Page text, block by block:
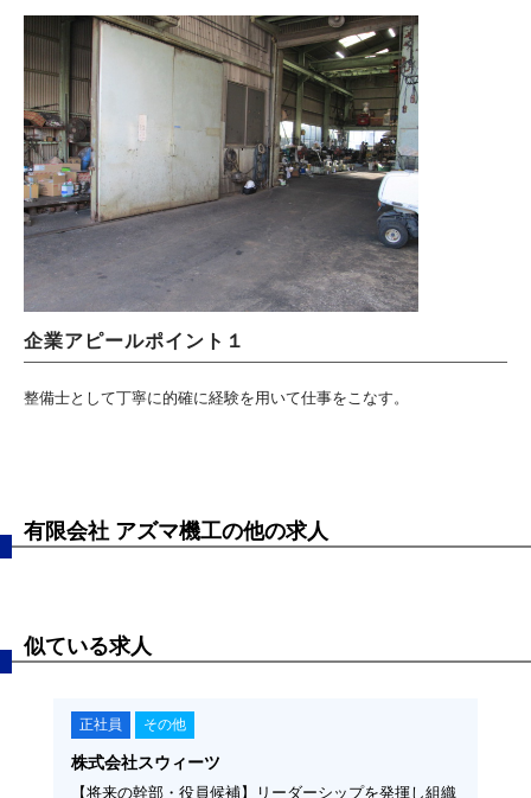
企業アピールポイント１
整備士として丁寧に的確に経験を用いて仕事をこなす。
有限会社 アズマ機工の他の求人
似ている求人
正社員 その他
株式会社スウィーツ
【将来の幹部・役員候補】リーダーシップを発揮し組織